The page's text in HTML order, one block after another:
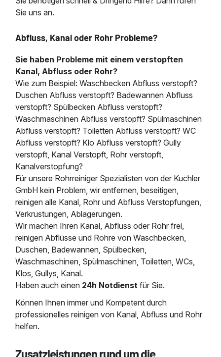
Sie uns an.
Abfluss, Kanal oder Rohr Probleme?
Sie haben Probleme mit einem verstopften
Kanal, Abfluss oder Rohr?
Wie zum Beispiel: Waschbecken Abfluss verstopft?
Duschen Abfluss verstopft? Badewannen Abfluss
verstopft? Spülbecken Abfluss verstopft?
Waschmaschinen Abfluss verstopft? Spülmaschinen
Abfluss verstopft? Toiletten Abfluss verstopft? WC
Abfluss verstopft? Klo Abfluss verstopft? Gully
verstopft, Kanal Verstopft, Rohr verstopft,
Kanalverstopfung?
Für unsere Rohrreiniger Spezialisten von der Kuchler
GmbH kein Problem, wir entfernen, beseitigen,
reinigen alle Kanal, Rohr und Abfluss Verstopfungen,
Verkrustungen, Ablagerungen.
Wir machen Ihren Kanal, Abfluss oder Rohr frei,
reinigen Abflüsse und Rohre von Waschbecken,
Duschen, Badewannen, Spülbecken,
Waschmaschinen, Spülmaschinen, Toiletten, WCs,
Klos, Gullys, Kanal.
Haben auch einen 24h Notdienst für Sie.
Können Ihnen immer und Kompetent durch
professionelles reinigen von Kanal, Abfluss und Rohr
helfen.
Zusatzleistungen rund um die